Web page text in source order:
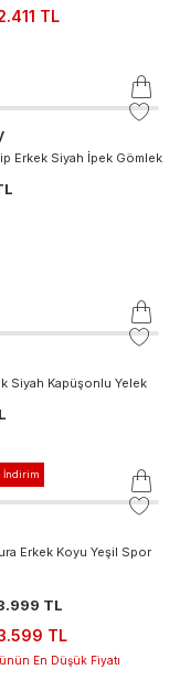
TL
Erkek Siyah İpek Gömlek
Siyah Kapüşonlu Yelek
İndirim
Erkek Koyu Yeşil Spor
TL
TL
En Düşük Fiyatı